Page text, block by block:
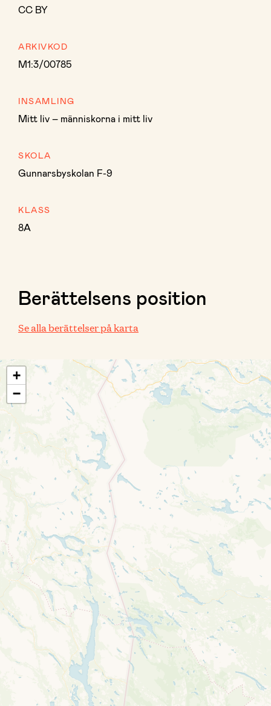
CC BY
ARKIVKOD
M1:3/00785
INSAMLING
Mitt liv – människorna i mitt liv
SKOLA
Gunnarsbyskolan F-9
KLASS
8A
Berättelsens position
Se alla berättelser på karta
+
−